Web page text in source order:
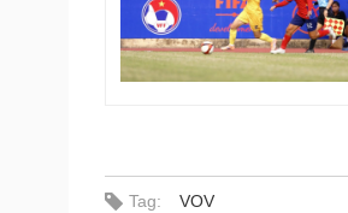
Tag: VOV